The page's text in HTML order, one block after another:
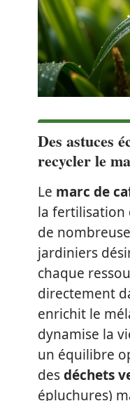
Des astuces
recycler le
Le marc de
la fertilisation
de
jardiniers
chaque
directement
enrichit le
dynamise la
un équilibre
desdéchets
épluchures)